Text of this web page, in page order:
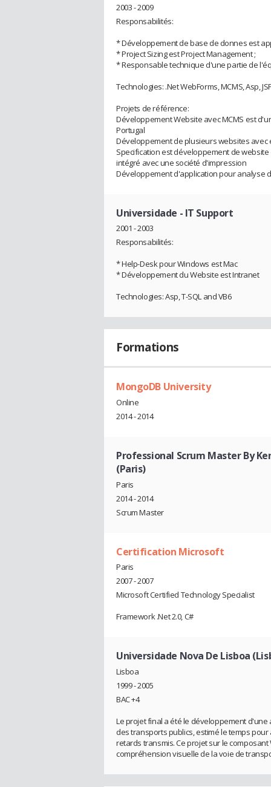
2003 - 2009
Responsabilités:
* Développement de base de donnes est
* Project Sizing est Project Management ;
* Responsable technique d'une partie de
Technologies: .Net WebForms, MCMS, Asp,
Projets de référence:
Développement Website avec MCMS est
Portugal
Développement de plusieurs websites avec
Specification est développement de
intégré avec une société d'impression
Développement d'application pour analyse
Universidade - IT Support
2001 - 2003
Responsabilités:
* Help-Desk pour Windows est Mac
* Développement du Website est Intranet
Technologies: Asp, T-SQL and VB6
Formations
MongoDB University
Online
2014 - 2014
Professional Scrum Master By
(Paris)
Paris
2014 - 2014
Scrum Master
Certification Microsoft
Paris
2007 - 2007
Microsoft Certified Technology Specialist
Framework .Net 2.0, C#
Universidade Nova De Lisboa
Lisboa
1999 - 2005
BAC +4
Le projet final a été le développement
des transports publics, estimé le temps
retards transmis. Ce projet sur ​​le
compréhension visuelle de la voie de